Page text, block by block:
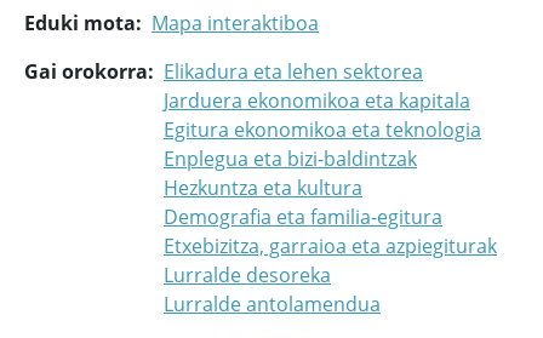
Eduki mota
Mapa interaktiboa
Gai orokorra
Elikadura eta lehen sektorea
Jarduera ekonomikoa eta kapitala
Egitura ekonomikoa eta teknologia
Enplegua eta bizi-baldintzak
Hezkuntza eta kultura
Demografia eta familia-egitura
Etxebizitza, garraioa eta azpiegiturak
Lurralde desoreka
Lurralde antolamendua